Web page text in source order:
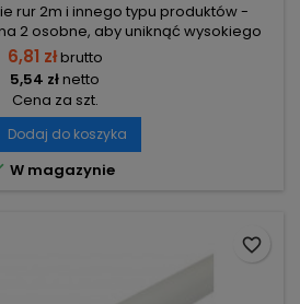
rur 2m i innego typu produktów -
2 osobne, aby uniknąć wysokiego
osobno rury 2m i osobno inne
elementy.
6,81 złbrutto
5,54 złnetto
Cena za szt.
Dodaj do koszyka
W magazynie
favorite_border